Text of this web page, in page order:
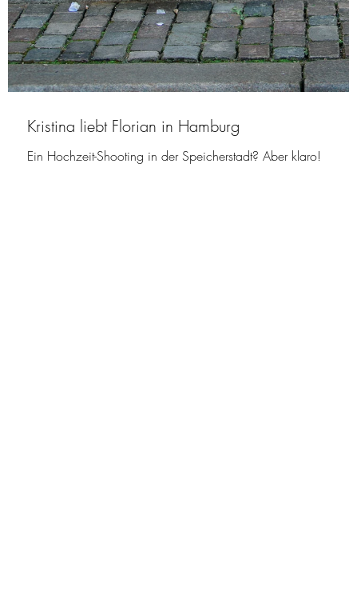
Kristina liebt Florian in Hamburg
Ein Hochzeit-Shooting in der Speicherstadt? Aber klaro!